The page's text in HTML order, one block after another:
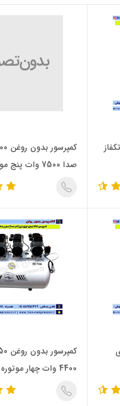
صدا 7500 وات پنج موتوره
4400 وات چهار موتوره